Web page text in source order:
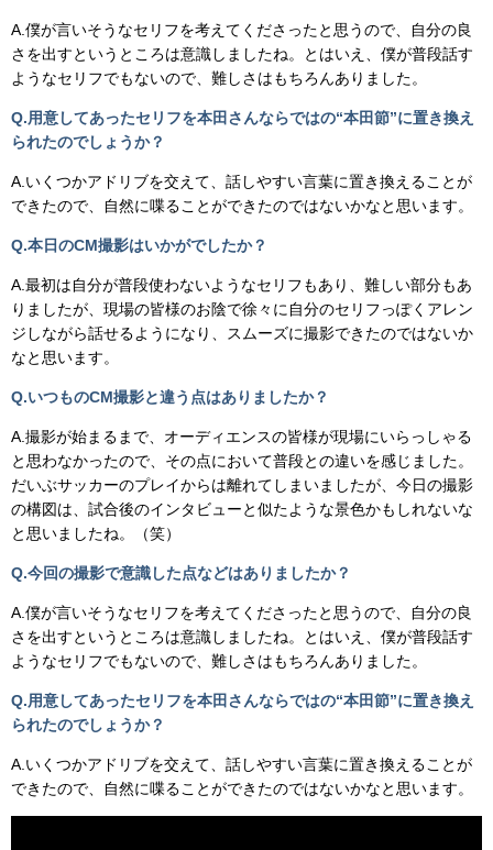
A.僕が言いそうなセリフを考えてくださったと思うので、自分の良
さを出すというところは意識しましたね。とはいえ、僕が普段話す
ようなセリフでもないので、難しさはもちろんありました。
Q.用意してあったセリフを本田さんならではの“本田節”に置き換え
られたのでしょうか？
A.いくつかアドリブを交えて、話しやすい言葉に置き換えることが
できたので、自然に喋ることができたのではないかなと思います。
Q.本日のCM撮影はいかがでしたか？
A.最初は自分が普段使わないようなセリフもあり、難しい部分もあ
りましたが、現場の皆様のお陰で徐々に自分のセリフっぽくアレン
ジしながら話せるようになり、スムーズに撮影できたのではないか
なと思います。
Q.いつものCM撮影と違う点はありましたか？
A.撮影が始まるまで、オーディエンスの皆様が現場にいらっしゃる
と思わなかったので、その点において普段との違いを感じました。
だいぶサッカーのプレイからは離れてしまいましたが、今日の撮影
の構図は、試合後のインタビューと似たような景色かもしれないな
と思いましたね。（笑）
Q.今回の撮影で意識した点などはありましたか？
A.僕が言いそうなセリフを考えてくださったと思うので、自分の良
さを出すというところは意識しましたね。とはいえ、僕が普段話す
ようなセリフでもないので、難しさはもちろんありました。
Q.用意してあったセリフを本田さんならではの“本田節”に置き換え
られたのでしょうか？
A.いくつかアドリブを交えて、話しやすい言葉に置き換えることが
できたので、自然に喋ることができたのではないかなと思います。